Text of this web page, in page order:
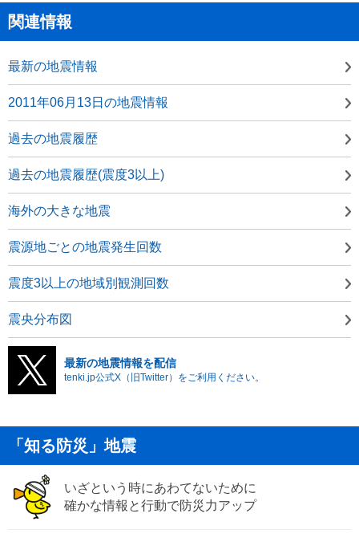
関連情報
最新の地震情報
2011年06月13日の地震情報
過去の地震履歴
過去の地震履歴(震度3以上)
海外の大きな地震
震源地ごとの地震発生回数
震度3以上の地域別観測回数
震央分布図
最新の地震情報を配信
tenki.jp公式X（旧Twitter）をご利用ください。
「知る防災」地震
いざという時にあわてないために
確かな情報と行動で防災力アップ